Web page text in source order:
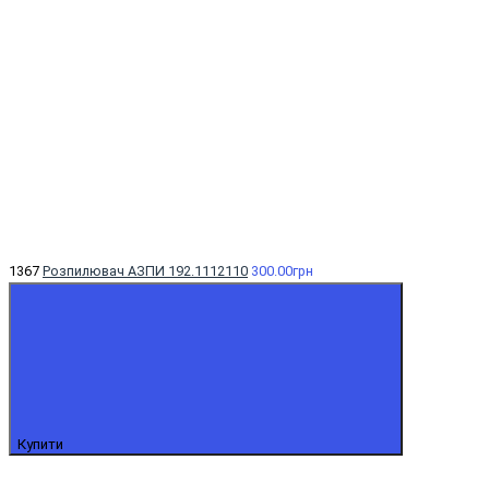
1367 Розпилювач АЗПИ 192.1112110 300.00грн
Купити